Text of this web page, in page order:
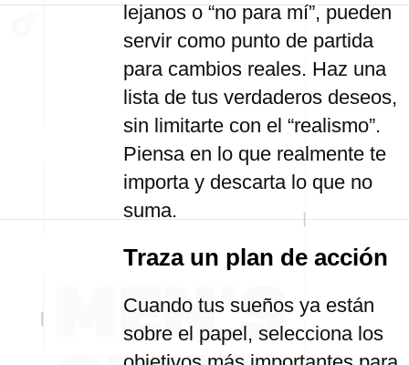
lejanos o “no para mí”, pueden
servir como punto de partida
para cambios reales. Haz una
lista de tus verdaderos deseos,
sin limitarte con el “realismo”.
Piensa en lo que realmente te
importa y descarta lo que no
suma.
Traza un plan de acción
Cuando tus sueños ya están
sobre el papel, selecciona los